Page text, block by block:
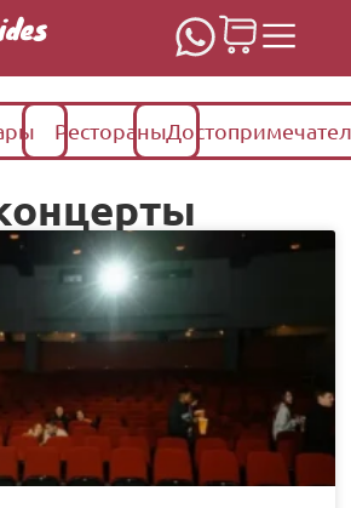
Рестораны